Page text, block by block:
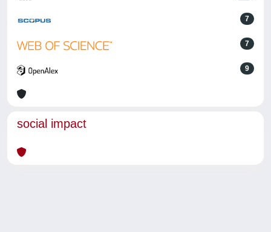
7
7
9
social impact